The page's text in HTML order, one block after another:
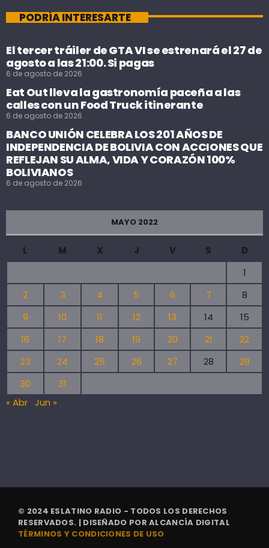
PODRÍA INTERESARTE
El tercer tráiler de GTA VI se estrenará el 27 de
agosto a las 21:00. Si pagas
6 de agosto de 2026
Eat Out lleva la gastronomía paceña a las
calles con un Food Truck itinerante
6 de agosto de 2026
BANCO UNIÓN CELEBRA LOS 201 AÑOS DE
INDEPENDENCIA DE BOLIVIA CON ACCIONES QUE
REFLEJAN SU ALMA, VIDA Y CORAZÓN 100%
BOLIVIANOS
6 de agosto de 2026
MAYO 2022
L M X J V S
D
1
2
3 4 5 6 7
8
9
10 11 12 13 14
15
16
17 18 19 20 21
22
23
24 25 26 27 28
29
30
31
« Abr Jun »
© 2024 ESLATINO RADIO - TODOS LOS DERECHOS
RESERVADOS. | DISEÑADO PORALCANCÍA DIGITAL
TÉRMINOS Y CONDICIONES DE USO